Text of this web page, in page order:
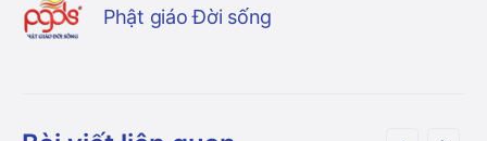
Phật giáo Đời sống